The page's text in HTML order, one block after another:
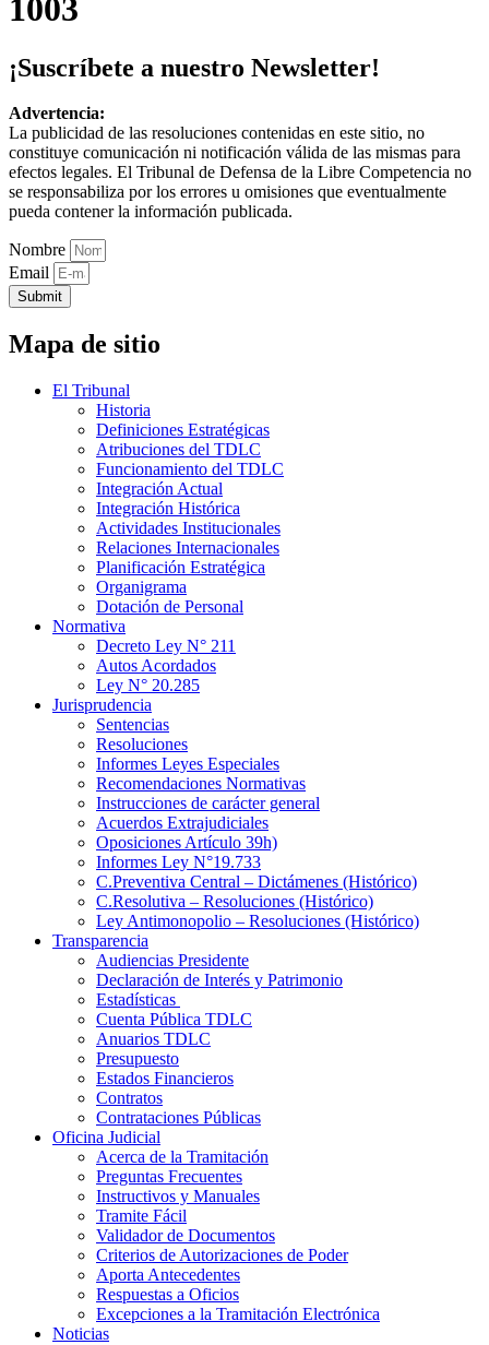
1003
¡Suscríbete a nuestro Newsletter!
Advertencia:
La publicidad de las resoluciones contenidas en este sitio, no
constituye comunicación ni notificación válida de las mismas para
efectos legales. El Tribunal de Defensa de la Libre Competencia no
se responsabiliza por los errores u omisiones que eventualmente
pueda contener la información publicada.
Nombre
Email
Submit
Mapa de sitio
El Tribunal
Historia
Definiciones Estratégicas
Atribuciones del TDLC
Funcionamiento del TDLC
Integración Actual
Integración Histórica
Actividades Institucionales
Relaciones Internacionales
Planificación Estratégica
Organigrama
Dotación de Personal
Normativa
Decreto Ley N° 211
Autos Acordados
Ley N° 20.285
Jurisprudencia
Sentencias
Resoluciones
Informes Leyes Especiales
Recomendaciones Normativas
Instrucciones de carácter general
Acuerdos Extrajudiciales
Oposiciones Artículo 39h)
Informes Ley N°19.733
C.Preventiva Central – Dictámenes (Histórico)
C.Resolutiva – Resoluciones (Histórico)
Ley Antimonopolio – Resoluciones (Histórico)
Transparencia
Audiencias Presidente
Declaración de Interés y Patrimonio
Estadísticas
Cuenta Pública TDLC
Anuarios TDLC
Presupuesto
Estados Financieros
Contratos
Contrataciones Públicas
Oficina Judicial
Acerca de la Tramitación
Preguntas Frecuentes
Instructivos y Manuales
Tramite Fácil
Validador de Documentos
Criterios de Autorizaciones de Poder
Aporta Antecedentes
Respuestas a Oficios
Excepciones a la Tramitación Electrónica
Noticias